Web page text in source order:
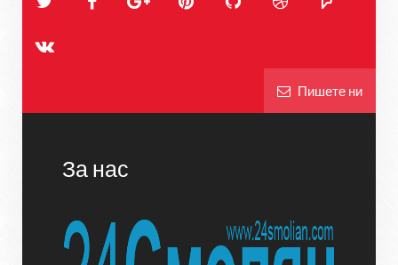
Пишете ни
За нас